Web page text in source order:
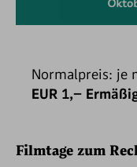
Normalpreis: je
EUR 1,–
Filmtage zum